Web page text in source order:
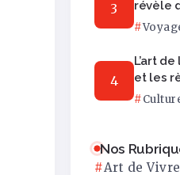
révèle
L’art
et les
Nos
Art de Vivre